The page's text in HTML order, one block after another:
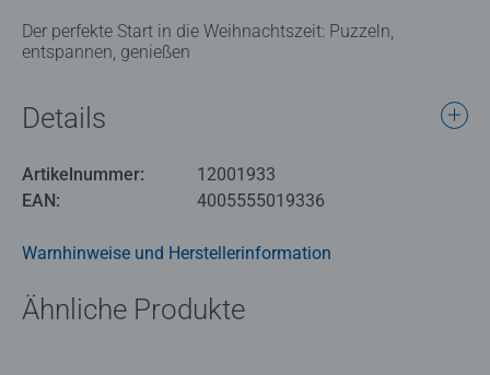
Der perfekte Start in die Weihnachtszeit: Puzzeln,
entspannen, genießen
Details
Artikelnummer:
12001933
EAN:
4005555019336
Warnhinweise und Herstellerinformation
Ähnliche Produkte